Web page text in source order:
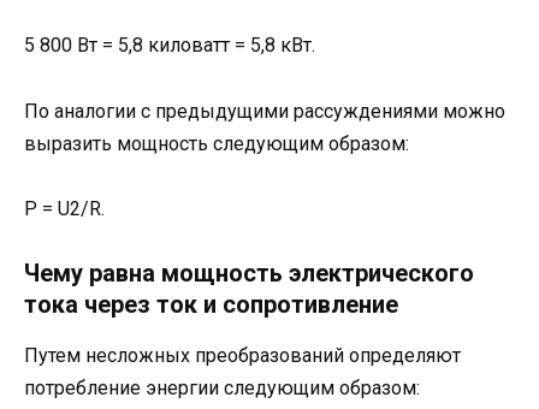
5 800 Вт = 5,8 киловатт = 5,8 кВт.
По аналогии с предыдущими рассуждениями можно
выразить мощность следующим образом:
P = U2/R.
Чему равна мощность электрического
тока через ток и сопротивление
Путем несложных преобразований определяют
потребление энергии следующим образом: